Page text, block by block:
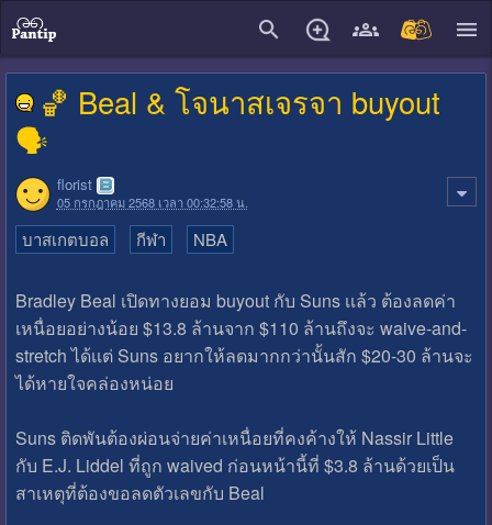
🏀 Beal & โจนาสเจรจา buyout
🗣️
florist
05 กรกฎาคม 2568 เวลา 00:32:58 น.
บาสเกตบอล กีฬา NBA
Bradley Beal เปิดทางยอม buyout กับ Suns เเล้ว ต้องลดค่า
เหนื่อยอย่างน้อย $13.8 ล้านจาก $110 ล้านถึงจะ waive-and-
stretch ได้เเต่ Suns อยากให้ลดมากกว่านั้นสัก $20-30 ล้านจะ
ได้หายใจคล่องหน่อย
Suns ติดพันต้องผ่อนจ่ายค่าเหนื่อยที่คงค้างให้ Nassir Little
กับ E.J. Liddel ที่ถูก waived ก่อนหน้านี้ที่ $3.8 ล้านด้วยเป็น
สาเหตุที่ต้องขอลดตัวเลขกับ Beal
close